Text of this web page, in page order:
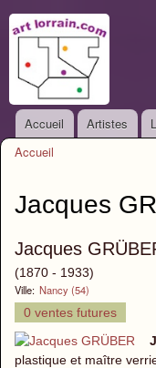
Menu principal
Accueil Artistes
Accueil
Jacques
Jacques
(1870 - 1933)
Ville: Nancy (54)
0 ventes futures
plastique et maître